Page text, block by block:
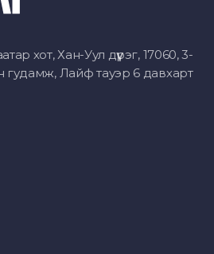
хот, Хан-Уул дүүрэг, 17060, 3-
гудамж, Лайф тауэр 6 давхарт